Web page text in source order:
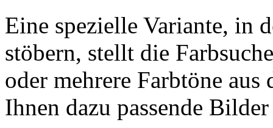
Eine spezielle Variante, in
stöbern, stellt die
oder mehrere Farbtöne
Ihnen dazu passende